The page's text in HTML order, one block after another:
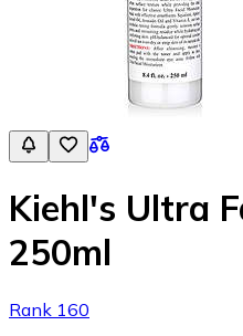
Kiehl's Ultra
250ml
Rank 160